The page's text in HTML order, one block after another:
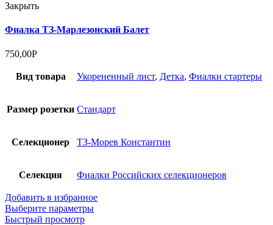
Закрыть
Фиалка ТЗ-Марлезонский Балет
750,00Р
Вид товара Укорененный лист, Детка, Фиалки стартеры
Размер розетки Стандарт
Селекционер ТЗ-Морев Константин
Селекция Фиалки Российских селекционеров
Добавить в избранное
Выберите параметры
Быстрый просмотр